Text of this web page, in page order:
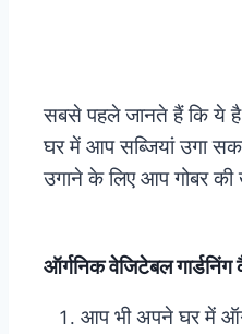
सबसे पहले जानते हैं कि ये है
घर में आप सब्जियां उगा
उगाने के लिए आप गोबर
ऑर्गनिक वेजिटेबल
आप भी अपने घर में